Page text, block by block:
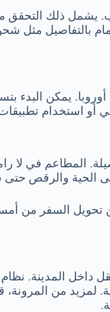
ذلك التحقق
مثل شحن
يمكن البدء
أو استخدام
المطاعم في لا
الحية والرقص حتى
السفر من
المدينة.
من